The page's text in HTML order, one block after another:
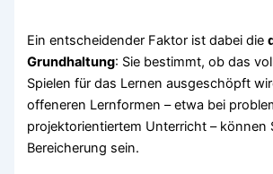
Ein entscheidender Faktor ist dabei die
Grundhaltung: Sie bestimmt, ob das
Spielen für das Lernen ausgeschöpft
offeneren Lernformen – etwa bei
projektorientiertem Unterricht – können
Bereicherung sein.